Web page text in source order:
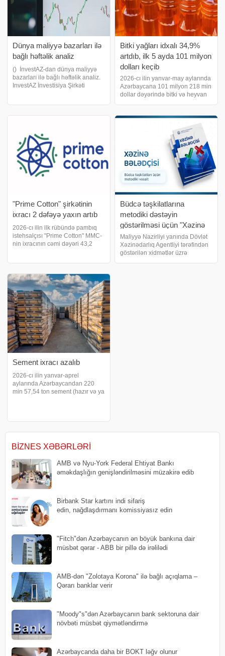
Dünya maliyyə bazarları ilə
bağlı həftəlik analiz
() İnvestAZ-dan dünya maliyyə
bazarları ilə bağlı həftəlik analiz.
InvestAZ İnvestisiya Şirkəti
diqqət ABŞ əmək bazarın
Bitki yağları idxalı 34,9%
artdıb, ilk 5 ayda 101 milyon
dolları keçib
2026-cı ilin yanvar-may aylarında
Azərbaycana 101 milyon 218 min
dollar dəyərində bitki və heyvan
dövründə bu göstərici 75 milyon
55,1 min dollar idi. Bu barədə
"Prime Cotton" şirkətinin
ixracı 2 dəfəyə yaxın artıb
2026-cı ilin ilk rübündə pambıq
istehsalçısı "Prime Cotton" MMC-
nin ixracının cəmi dəyəri 43,2
təqdim etdiyi "İxra
Büdcə təşkilatlarına
metodiki dəstəyin
göstərilməsi üçün "Xəzinə
Bələdçisi" hazırlanıb
Maliyyə Nazirliyi yanında Dövlət
Xəzinədarlıq Agentliyi tərəfindən
göstərilən xidmətlər üzrə
Sement ixracı azalıb
2026-cı ilin yanvar-aprel
aylarında Azərbaycandan 220
min 57,54 ton sement (hazır və ya
etmişdi. Beləliklə, sement ixracını
BIZNES XƏBƏRLƏRI
AMB və Nyu-York Federal Ehtiyat Bankı
əməkdaşlığın genişləndirilməsini müzakirə edib
Birbank Star kartını indi sifariş
edin, nağdlaşdırmanı komissiyasız edin
"Fitch"dən Azərbaycanın ən böyük bankına dair
müsbət qərar - ABB bir pillə də irəlilədi
AMB-dən "Zolotaya Korona" ilə bağlı açıqlama –
Qərarı banklar verir
"Moody"s"dən Azərbaycanın bank sektoruna dair
növbəti müsbət qiymətləndirmə
Azərbaycanda daha bir BOKT ləğv olunur